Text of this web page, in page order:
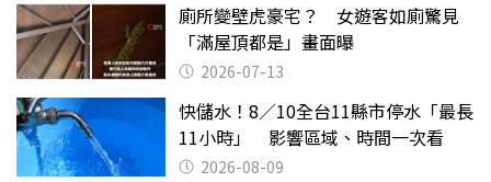
廁所變壁虎豪宅？ 女遊客如廁驚見
「滿屋頂都是」畫面曝
2026-07-13
快儲水！8／10全台11縣市停水「最長
11小時」 影響區域、時間一次看
2026-08-09